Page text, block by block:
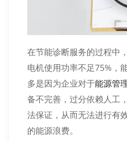
在节能诊断服务的过程中
电机使用功率不足75%，
多是因为企业对于能源管
备不完善，过分依赖人工
法保证，从而无法进行有
的能源浪费。